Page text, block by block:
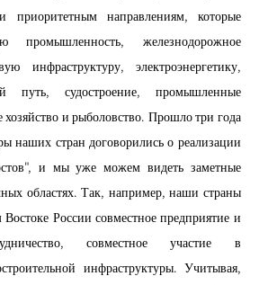
приоритетным направлениям, которые
промышленность, железнодорожное
инфраструктуру, электроэнергетику,
путь, судостроение, промышленные
хозяйство и рыболовство. Прошло три года
наших стран договорились о реализации
и мы уже можем видеть заметные
областях. Так, например, наши страны
России совместное предприятие и
совместное участие в
инфраструктуры. Учитывая,